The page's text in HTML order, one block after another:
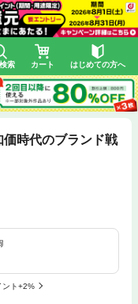
索 カート はじめての方へ
時代のブランド戦
ント+2%